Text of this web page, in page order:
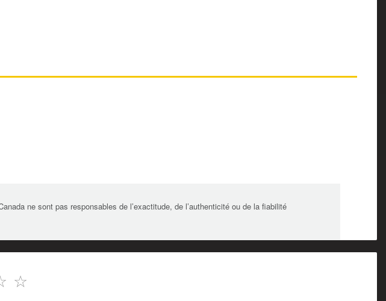
ne sont pas responsables de l’exactitude, de l’authenticité ou de la fiabilité
☆